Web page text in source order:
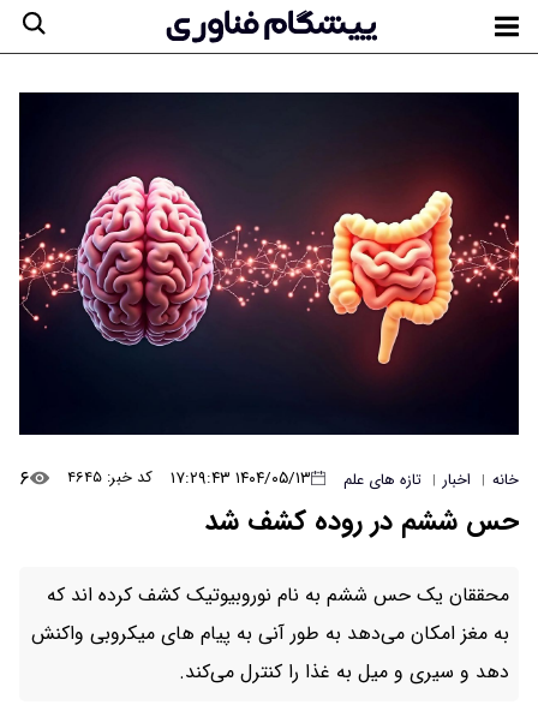
خانه | اخبار | تازه های علم ۱۴۰۴/۰۵/۱۳ ۱۷:۲۹:۴۳ کد خبر: ۴۶۴۵ ۶
حس ششم در روده کشف شد
محققان یک حس ششم به نام نوروبیوتیک کشف کرده اند که
به مغز امکان می‌دهد به طور آنی به پیام های میکروبی واکنش
دهد و سیری و میل به غذا را کنترل می‌کند.